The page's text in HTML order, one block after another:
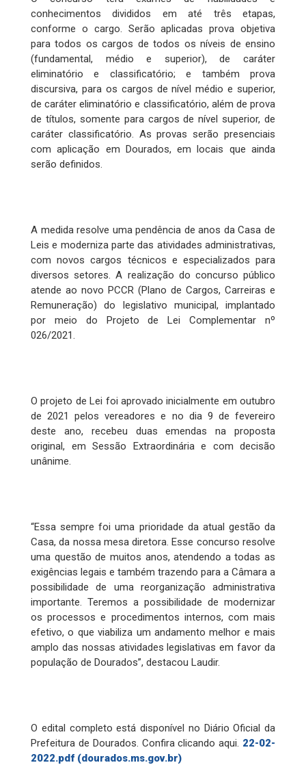
conhecimentos divididos em até três etapas,
conforme o cargo. Serão aplicadas prova objetiva
para todos os cargos de todos os níveis de ensino
(fundamental, médio e superior), de caráter
eliminatório e classificatório; e também prova
discursiva, para os cargos de nível médio e superior,
de caráter eliminatório e classificatório, além de prova
de títulos, somente para cargos de nível superior, de
caráter classificatório. As provas serão presenciais
com aplicação em Dourados, em locais que ainda
serão definidos.
A medida resolve uma pendência de anos da Casa de
Leis e moderniza parte das atividades administrativas,
com novos cargos técnicos e especializados para
diversos setores. A realização do concurso público
atende ao novo PCCR (Plano de Cargos, Carreiras e
Remuneração) do legislativo municipal, implantado
por meio do Projeto de Lei Complementar nº
026/2021.
O projeto de Lei foi aprovado inicialmente em outubro
de 2021 pelos vereadores e no dia 9 de fevereiro
deste ano, recebeu duas emendas na proposta
original, em Sessão Extraordinária e com decisão
unânime.
“Essa sempre foi uma prioridade da atual gestão da
Casa, da nossa mesa diretora. Esse concurso resolve
uma questão de muitos anos, atendendo a todas as
exigências legais e também trazendo para a Câmara a
possibilidade de uma reorganização administrativa
importante. Teremos a possibilidade de modernizar
os processos e procedimentos internos, com mais
efetivo, o que viabiliza um andamento melhor e mais
amplo das nossas atividades legislativas em favor da
população de Dourados”, destacou Laudir.
O edital completo está disponível no Diário Oficial da
Prefeitura de Dourados. Confira clicando aqui. 22-02-
2022.pdf (dourados.ms.gov.br)